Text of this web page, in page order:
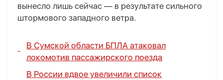
вынесло лишь сейчас — в результате сильного
штормового западного ветра.
В Сумской области БПЛА атаковал
локомотив пассажирского поезда
В России вдвое увеличили список